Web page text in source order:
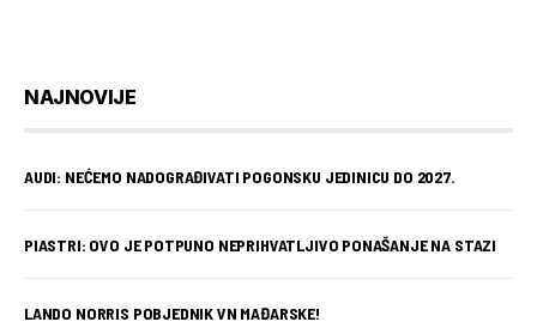
NAJNOVIJE
AUDI: NEĆEMO NADOGRAĐIVATI POGONSKU JEDINICU DO 2027.
PIASTRI: OVO JE POTPUNO NEPRIHVATLJIVO PONAŠANJE NA STAZI
LANDO NORRIS POBJEDNIK VN MAĐARSKE!